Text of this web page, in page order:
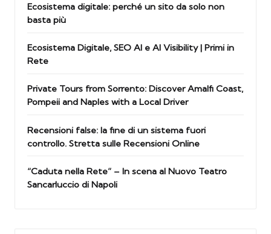
Ecosistema digitale: perché un sito da solo non
basta più
Ecosistema Digitale, SEO AI e AI Visibility | Primi in
Rete
Private Tours from Sorrento: Discover Amalfi Coast,
Pompeii and Naples with a Local Driver
Recensioni false: la fine di un sistema fuori
controllo. Stretta sulle Recensioni Online
“Caduta nella Rete” – In scena al Nuovo Teatro
Sancarluccio di Napoli